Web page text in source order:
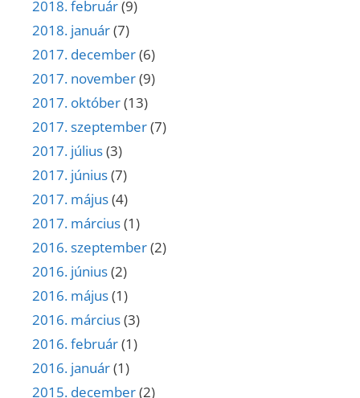
2018. február(9)
2018. január(7)
2017. december(6)
2017. november(9)
2017. október(13)
2017. szeptember(7)
2017. július(3)
2017. június(7)
2017. május(4)
2017. március(1)
2016. szeptember(2)
2016. június(2)
2016. május(1)
2016. március(3)
2016. február(1)
2016. január(1)
2015. december(2)